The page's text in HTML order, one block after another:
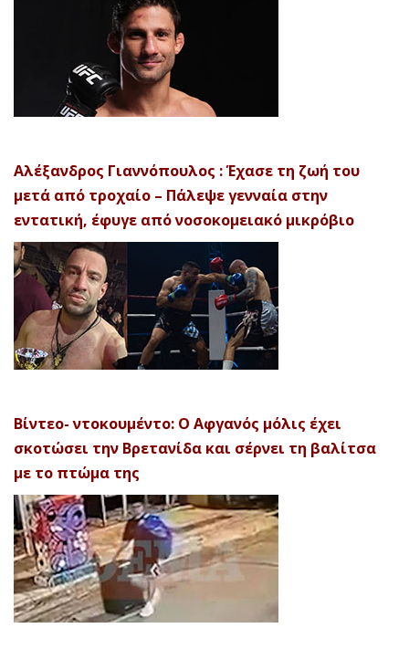
Αλέξανδρος Γιαννόπουλος : Έχασε τη ζωή του
μετά από τροχαίο – Πάλεψε γενναία στην
εντατική, έφυγε από νοσοκομειακό μικρόβιο
Βίντεο- ντοκουμέντο: Ο Αφγανός μόλις έχει
σκοτώσει την Βρετανίδα και σέρνει τη βαλίτσα
με το πτώμα της